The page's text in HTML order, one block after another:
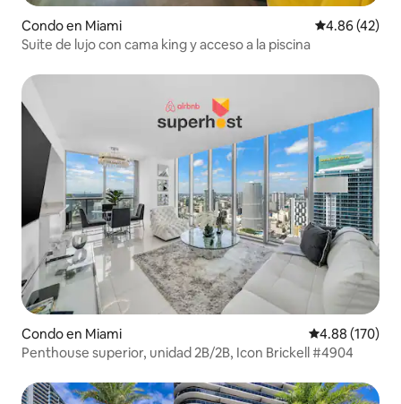
Condo en Miami Calificación
4.86 (42)
Suite de lujo con cama king y acceso a la piscina
Condo en Miami Calificación
4.88 (170)
Penthouse superior, unidad 2B/2B, Icon Brickell #4904